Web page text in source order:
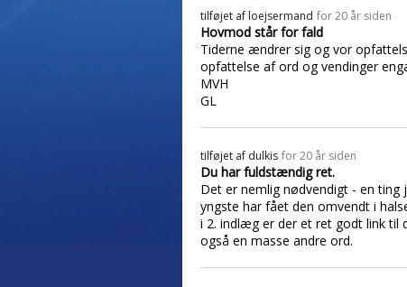
tilføjet af loejsermand for 20 år siden
Hovmod står for fald
Tiderne ændrer sig og vor
opfattelse af ord og vendinger
MVH
GL
tilføjet af dulkis for 20 år siden
Du har fuldstændig ret.
Det er nemlig nødvendigt - en
yngste har fået den omvendt i
i 2. indlæg er der et ret godt link til
også en masse andre ord.